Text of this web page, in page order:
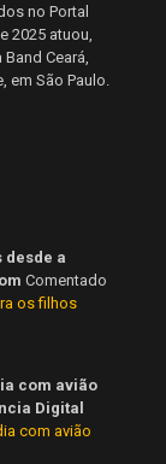
no Portal
2025 atuou,
Ceará,
São Paulo.
desde a
Comentado
os filhos
com avião
Digital
com avião